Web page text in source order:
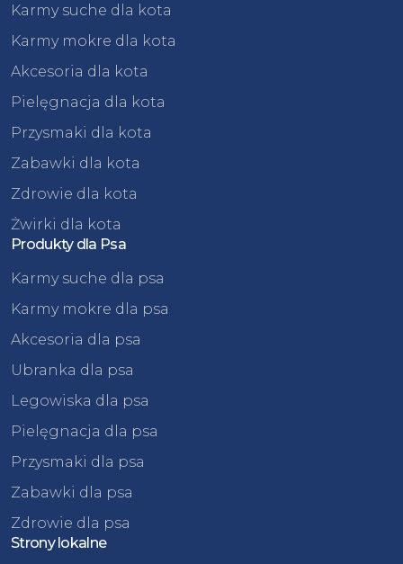
Karmy suche dla kota
Karmy mokre dla kota
Akcesoria dla kota
Pielęgnacja dla kota
Przysmaki dla kota
Zabawki dla kota
Zdrowie dla kota
Żwirki dla kota
Produkty dla Psa
Karmy suche dla psa
Karmy mokre dla psa
Akcesoria dla psa
Ubranka dla psa
Legowiska dla psa
Pielęgnacja dla psa
Przysmaki dla psa
Zabawki dla psa
Zdrowie dla psa
Strony lokalne